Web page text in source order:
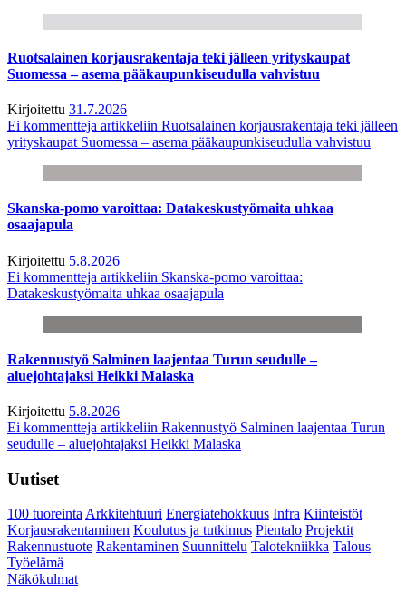
Ruotsalainen korjausrakentaja teki jälleen yrityskaupat
Suomessa – asema pääkaupunkiseudulla vahvistuu
Kirjoitettu 31.7.2026
Ei kommentteja artikkeliin Ruotsalainen korjausrakentaja teki jälleen
yrityskaupat Suomessa – asema pääkaupunkiseudulla vahvistuu
Skanska-pomo varoittaa: Datakeskustyömaita uhkaa
osaajapula
Kirjoitettu 5.8.2026
Ei kommentteja artikkeliin Skanska-pomo varoittaa:
Datakeskustyömaita uhkaa osaajapula
Rakennustyö Salminen laajentaa Turun seudulle –
aluejohtajaksi Heikki Malaska
Kirjoitettu 5.8.2026
Ei kommentteja artikkeliin Rakennustyö Salminen laajentaa Turun
seudulle – aluejohtajaksi Heikki Malaska
Uutiset
100 tuoreintaArkkitehtuuri Energiatehokkuus Infra Kiinteistöt
Korjausrakentaminen Koulutus ja tutkimus Pientalo Projektit
Rakennustuote Rakentaminen Suunnittelu Talotekniikka Talous
Työelämä
Näkökulmat